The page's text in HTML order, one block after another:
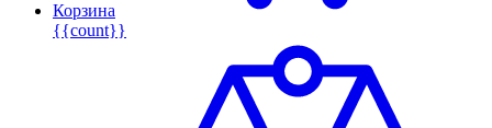
Корзина
{{count}}